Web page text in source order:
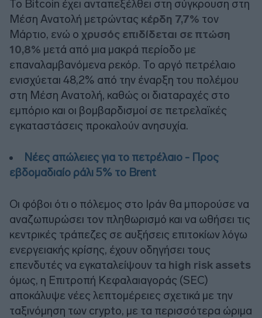
Το Bitcoin έχει ανταπεξέλθει στη σύγκρουση στη
Μέση Ανατολή μετρώντας κέρδη 7,7% τον
Μάρτιο, ενώ ο χρυσός επιδίδεται σε πτώση
10,8% μετά από μια μακρά περίοδο με
επαναλαμβανόμενα ρεκόρ. Το αργό πετρέλαιο
ενισχύεται 48,2% από την έναρξη του πολέμου
στη Μέση Ανατολή, καθώς οι διαταραχές στο
εμπόριο και οι βομβαρδισμοί σε πετρελαϊκές
εγκαταστάσεις προκαλούν ανησυχία.
Νέες απώλειες για το πετρέλαιο - Προς
εβδομαδιαίο ράλι 5% το Brent
Οι φόβοι ότι ο πόλεμος στο Ιράν θα μπορούσε να
αναζωπυρώσει τον πληθωρισμό και να ωθήσει τις
κεντρικές τράπεζες σε αυξήσεις επιτοκίων λόγω
ενεργειακής κρίσης, έχουν οδηγήσει τους
επενδυτές να εγκαταλείψουν τα high risk assets
όμως, η Επιτροπή Κεφαλαιαγοράς (SEC)
αποκάλυψε νέες λεπτομέρειες σχετικά με την
ταξινόμηση των crypto, με τα περισσότερα ώριμα